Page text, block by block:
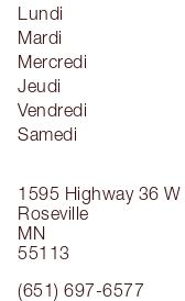
1595 Highway 36 W
Roseville
MN
55113
(651) 697-6577
Lundi
Mardi
Mercredi
Jeudi
Vendredi
Samedi